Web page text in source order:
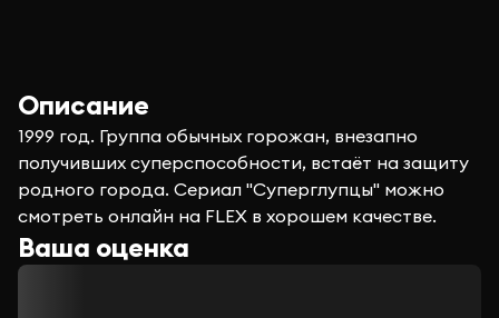
Описание
1999 год. Группа обычных горожан, внезапно
получивших суперспособности, встаёт на защиту
родного города. Сериал "Суперглупцы" можно
смотреть онлайн на FLEX в хорошем качестве.
Ваша оценка